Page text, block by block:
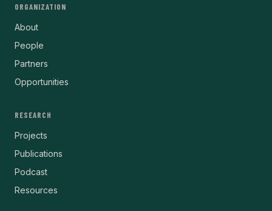
ORGANIZATION
About
People
Partners
Opportunities
RESEARCH
Projects
Publications
Podcast
Resources